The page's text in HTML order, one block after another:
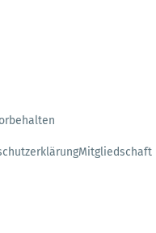
Mitgliedschaft